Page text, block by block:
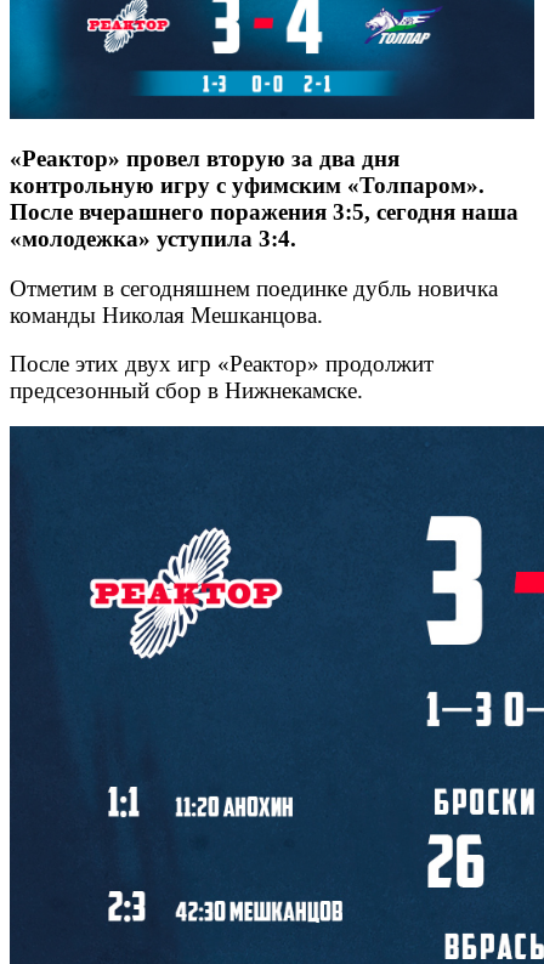
«Реактор» провел вторую за два дня
контрольную игру с уфимским «Толпаром».
После вчерашнего поражения 3:5, сегодня наша
«молодежка» уступила 3:4.
Отметим в сегодняшнем поединке дубль новичка
команды Николая Мешканцова.
После этих двух игр «Реактор» продолжит
предсезонный сбор в Нижнекамске.